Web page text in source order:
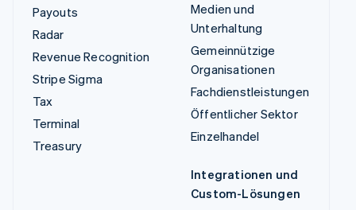
Payouts
Radar
Revenue Recognition
Stripe Sigma
Tax
Terminal
Treasury
Medien und
Unterhaltung
Gemeinnützige
Organisationen
Fachdienstleistungen
Öffentlicher Sektor
Einzelhandel
Integrationen und
Custom-Lösungen